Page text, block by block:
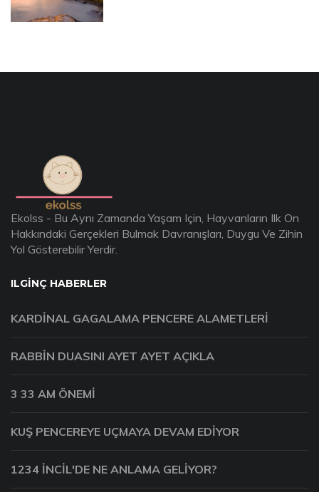
Ekolss - Bu Aynı Zamanda Yaşam Için, Hayvanların Ilk On
Hakkındaki Gerçekleri Bulmak Davranışları, Duygu Ve Zihin
Yol Gösterebilir Yerdir.
ILGINÇ HABERLER
KARDINAL GAGALAMA PENCERE ALAMETLERI
RABBIN DUASINI AYET AYET AÇIKLA
3 33 AM ÖNEMI
KUŞ PENCEREYE UÇMAYA DEVAM EDIYOR
1234 İNCIL'DE NE ANLAMA GELIYOR?